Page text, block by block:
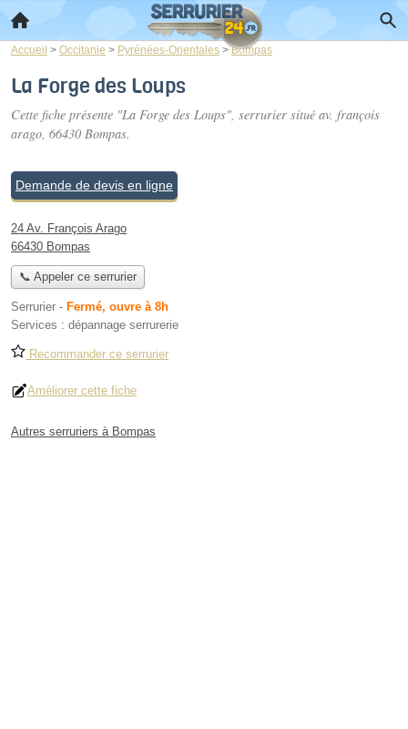
Accueil > Occitanie > Pyrénées-Orientales >Bompas
La Forge des Loups
Cette fiche présente "La Forge des Loups", serrurier situé av. françois
arago, 66430 Bompas.
Demande de devis en ligne
24 Av. François Arago
66430 Bompas
📞 Appeler ce serrurier
Serrurier - Fermé, ouvre à 8h
Services : dépannage serrurerie
Recommander ce serrurier
Améliorer cette fiche
Autres serruriers à Bompas